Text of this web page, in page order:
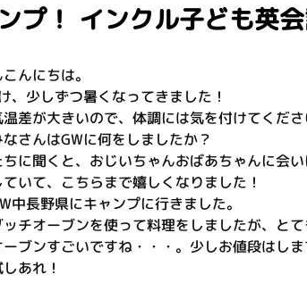
プ！ インクル子ども英
んにちは。
、少しずつ暑くなってきました！
差が大きいので、体調には気を付けてくださ
さんはGWに何をしましたか？
に聞くと、おじいちゃんおばあちゃんに会
いて、こちらまで嬉しくなりました！
中長野県にキャンプに行きました。
チオーブンを使って料理をしましたが、とて
ブンすごいですね・・・。少しお値段はし
あれ！